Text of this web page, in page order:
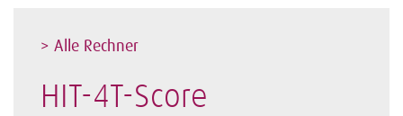
> Alle Rechner
HIT-4T-Score